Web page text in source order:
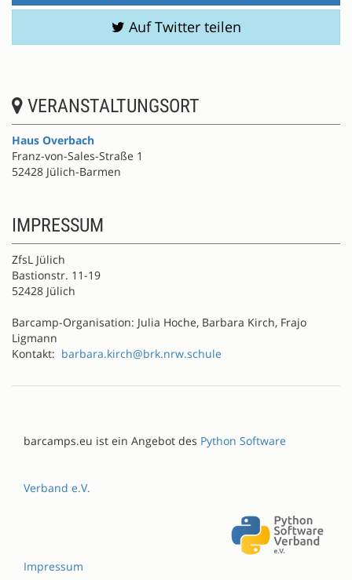
Auf Twitter teilen
VERANSTALTUNGSORT
Haus Overbach
Franz-von-Sales-Straße 1
52428 Jülich-Barmen
IMPRESSUM
ZfsL Jülich
Bastionstr. 11-19
52428 Jülich
Barcamp-Organisation: Julia Hoche, Barbara Kirch, Frajo
Ligmann
Kontakt: barbara.kirch@brk.nrw.schule
barcamps.eu ist ein Angebot des Python Software
Verband e.V.
Impressum